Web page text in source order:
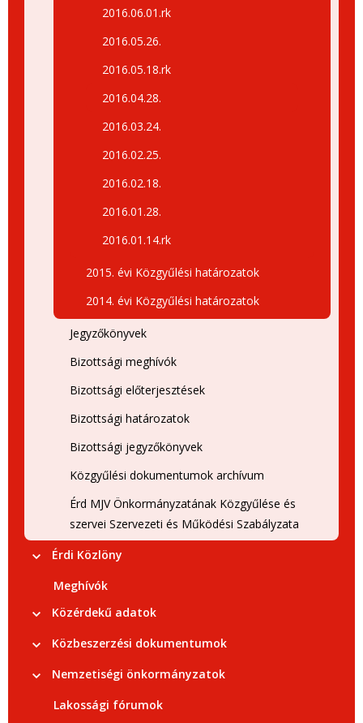
2016.06.01.rk
2016.05.26.
2016.05.18.rk
2016.04.28.
2016.03.24.
2016.02.25.
2016.02.18.
2016.01.28.
2016.01.14.rk
2015. évi Közgyűlési határozatok
2014. évi Közgyűlési határozatok
Jegyzőkönyvek
Bizottsági meghívók
Bizottsági előterjesztések
Bizottsági határozatok
Bizottsági jegyzőkönyvek
Közgyűlési dokumentumok archívum
Érd MJV Önkormányzatának Közgyűlése és
szervei Szervezeti és Működési Szabályzata
Érdi Közlöny
Meghívók
Közérdekű adatok
Közbeszerzési dokumentumok
Nemzetiségi önkormányzatok
Lakossági fórumok